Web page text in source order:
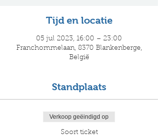
Tijd en locatie
05 jul 2023, 16:00 – 23:00
Franchommelaan, 8370 Blankenberge,
België
Standplaats
Verkoop geëindigd op
Soort ticket